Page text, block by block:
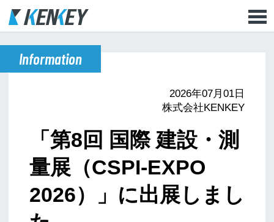
Information
2026年07月01日
株式会社KENKEY
「第8回 国際 建設・測
量展（CSPI-EXPO
2026）」に出展しまし